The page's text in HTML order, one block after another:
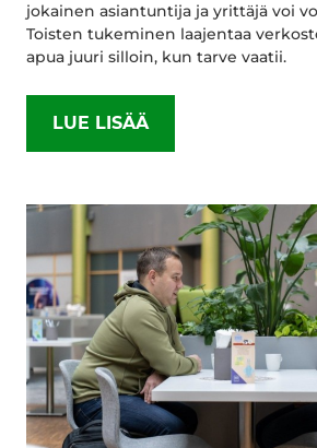
jokainen asiantuntija ja yrittäjä voi
Toisten tukeminen laajentaa
apua juuri silloin, kun tarve vaatii.
LUE LISÄÄ